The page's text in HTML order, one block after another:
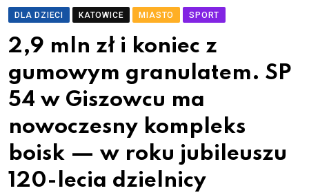
DLA DZIECI KATOWICE MIASTO SPORT
2,9 mln zł i koniec z
gumowym granulatem. SP
54 w Giszowcu ma
nowoczesny kompleks
boisk — w roku jubileuszu
120-lecia dzielnicy